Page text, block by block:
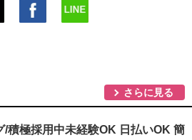
さらに見る
/積極採用中未経験OK 日払いOK 簡